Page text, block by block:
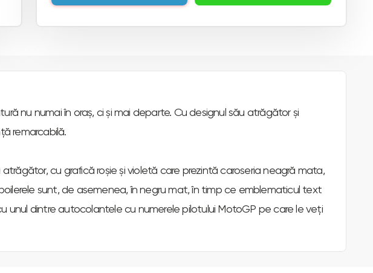
nu numai în oraș, ci și mai departe. Cu designul său atrăgător și
remarcabilă.
cu grafică roșie și violetă care prezintă caroseria neagră mata,
sunt, de asemenea, în negru mat, în timp ce emblematicul text
dintre autocolantele cu numerele pilotului MotoGP pe care le veți